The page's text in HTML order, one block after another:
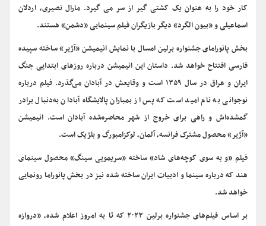
کار خود را به عنوان یک کشتی گیر از سر می گیرد. مارال نصیری، اردلان
اسماعیلی و «بیون الگرد» دیگر بازیگران فیلم سینمایی «دشمن» هستند.
بخش پانورامای جشنواره برلین امسال با نمایش انیمیشن «آژیر» ساخته سپیده
فارسی افتتاح خواهد شد. داستان این انیمیشن درباره روزهای ابتدایی جنگ
ایران و عراق در سال ۱۳۵۹ است و وقایعش در آبادان می‌گذرد. فیلم درباره
نوجوانی به نام امید است که پس از بمباران پالایشگاه‌ آبادان به‌دنبال برادر
گمشده‌اش و راهی برای خروج از شهر محاصره‌شده آبادان است. انیمیشن
«آژیر» محصول مشترک فرانسه، آلمان، لوکزامبورگ و بلژیک است.
فیلم «و به سوی کوچه‌های شاد» ساخته «سریمویی سینگ» محصول سینمای
هند که درباره سینما و ادبیات ایران ساخته شده نیز در بخش پانوراما رونمایی
خواهد شد.
بر اساس فیلم‌های جشنواره برلین ۲۰۲۳ که تا به امروز اعلام شده، «دروازه